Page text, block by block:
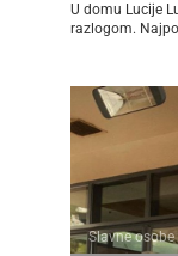
U domu Lucije
razlogom.
Slavne osobe